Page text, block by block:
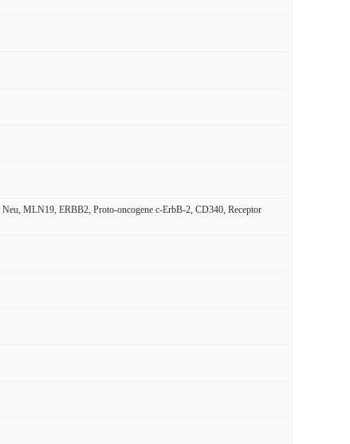
MLN19, ERBB2, Proto-oncogene c-ErbB-2, CD340, Receptor